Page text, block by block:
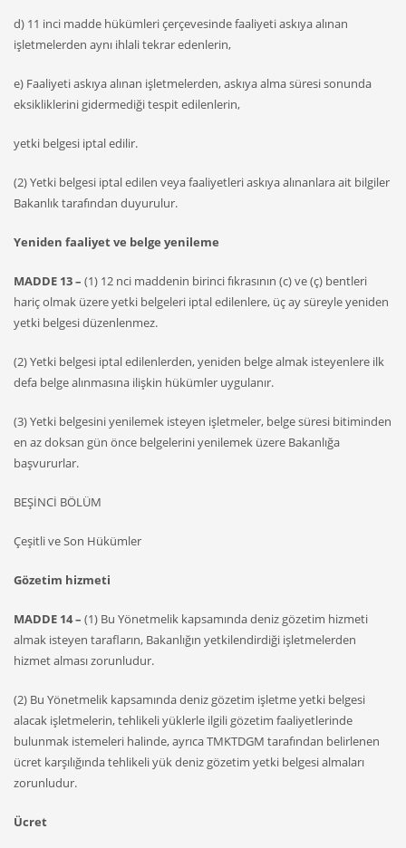
d) 11 inci madde hükümleri çerçevesinde faaliyeti askıya alınan
işletmelerden aynı ihlali tekrar edenlerin,
e) Faaliyeti askıya alınan işletmelerden, askıya alma süresi sonunda
eksikliklerini gidermediği tespit edilenlerin,
yetki belgesi iptal edilir.
(2) Yetki belgesi iptal edilen veya faaliyetleri askıya alınanlara ait bilgiler
Bakanlık tarafından duyurulur.
Yeniden faaliyet ve belge yenileme
MADDE 13 – (1) 12 nci maddenin birinci fıkrasının (c) ve (ç) bentleri
hariç olmak üzere yetki belgeleri iptal edilenlere, üç ay süreyle yeniden
yetki belgesi düzenlenmez.
(2) Yetki belgesi iptal edilenlerden, yeniden belge almak isteyenlere ilk
defa belge alınmasına ilişkin hükümler uygulanır.
(3) Yetki belgesini yenilemek isteyen işletmeler, belge süresi bitiminden
en az doksan gün önce belgelerini yenilemek üzere Bakanlığa
başvururlar.
BEŞİNCİ BÖLÜM
Çeşitli ve Son Hükümler
Gözetim hizmeti
MADDE 14 – (1) Bu Yönetmelik kapsamında deniz gözetim hizmeti
almak isteyen tarafların, Bakanlığın yetkilendirdiği işletmelerden
hizmet alması zorunludur.
(2) Bu Yönetmelik kapsamında deniz gözetim işletme yetki belgesi
alacak işletmelerin, tehlikeli yüklerle ilgili gözetim faaliyetlerinde
bulunmak istemeleri halinde, ayrıca TMKTDGM tarafından belirlenen
ücret karşılığında tehlikeli yük deniz gözetim yetki belgesi almaları
zorunludur.
Ücret